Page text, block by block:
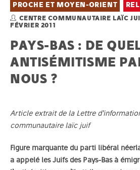
PROCHE ET MOYEN-ORIENT
CENTRE COMMUNAUTAIRE LAÏC
FÉVRIER 2011
PAYS-BAS : DE
ANTISÉMITISME
NOUS ?
Article extrait de la Lettre
communautaire laïc juif
Figure marquante du parti libéral
a appelé les Juifs des Pays-Bas à